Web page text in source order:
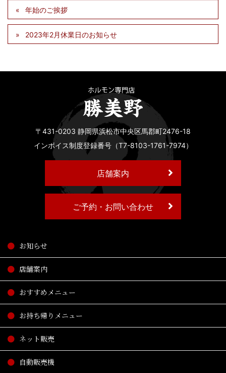
年始のご挨拶
2023年2月休業日のお知らせ
〒431-0203 静岡県浜松市中央区馬郡町2476-18
インボイス制度登録番号（T7-8103-1761-7974）
店舗案内
ご予約・お問い合わせ
お知らせ
店舗案内
おすすめメニュー
お持ち帰りメニュー
ネット販売
自動販売機